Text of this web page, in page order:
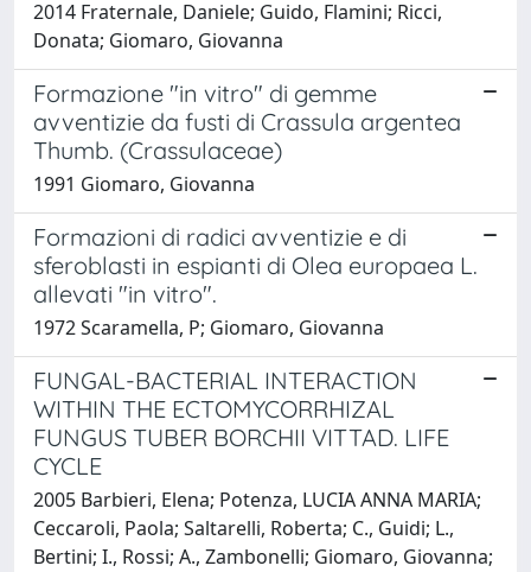
2014 Fraternale, Daniele; Guido, Flamini; Ricci,
Donata; Giomaro, Giovanna
Formazione "in vitro" di gemme
avventizie da fusti di Crassula argentea
Thumb. (Crassulaceae)
1991 Giomaro, Giovanna
Formazioni di radici avventizie e di
sferoblasti in espianti di Olea europaea L.
allevati "in vitro".
1972 Scaramella, P; Giomaro, Giovanna
FUNGAL-BACTERIAL INTERACTION
WITHIN THE ECTOMYCORRHIZAL
FUNGUS TUBER BORCHII VITTAD. LIFE
CYCLE
2005 Barbieri, Elena; Potenza, LUCIA ANNA MARIA;
Ceccaroli, Paola; Saltarelli, Roberta; C., Guidi; L.,
Bertini; I., Rossi; A., Zambonelli; Giomaro, Giovanna;